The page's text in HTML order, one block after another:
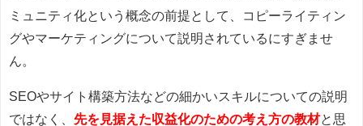
ミュニティ化という概念の前提として、コピーライティン
グやマーケティングについて説明されているにすぎませ
ん。
SEOやサイト構築方法などの細かいスキルについての説明
ではなく、 先を見据えた収益化のための考え方の教材と思